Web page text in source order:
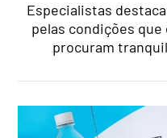
Especialistas
pelas condições
procuram